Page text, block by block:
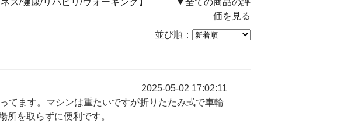
ス/健康/リハビリ/ウォーキング】
▼全ての商品の評
価を見る
並び順：
2025-05-02 17:02:11
てます。マシンは重たいですが折りたたみ式で車輪
所を取らずに便利です。